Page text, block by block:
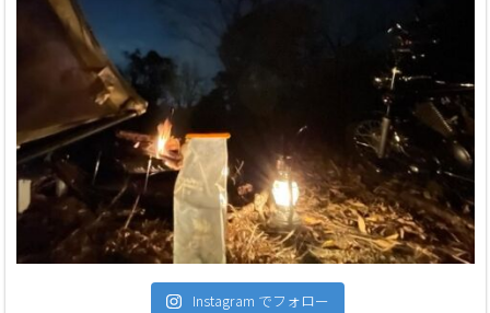
Instagram でフォロー